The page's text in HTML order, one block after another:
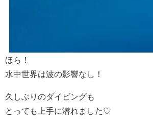
ほら！
水中世界は波の影響なし！
久しぶりのダイビングも
とっても上手に潜れました♡